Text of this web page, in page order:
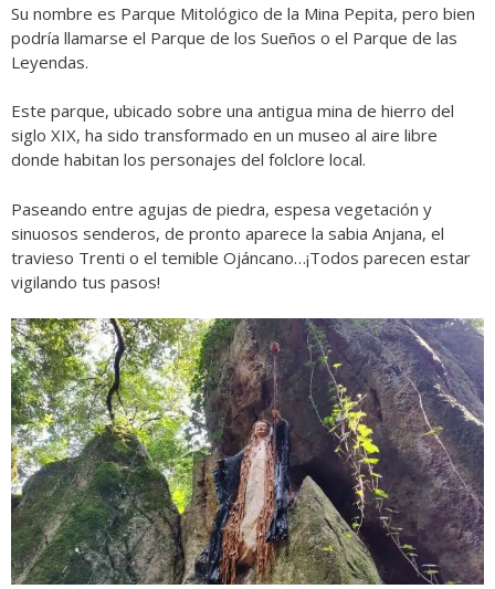
Su nombre es Parque Mitológico de la Mina Pepita, pero bien
podría llamarse el Parque de los Sueños o el Parque de las
Leyendas.
Este parque, ubicado sobre una antigua mina de hierro del
siglo XIX, ha sido transformado en un museo al aire libre
donde habitan los personajes del folclore local.
Paseando entre agujas de piedra, espesa vegetación y
sinuosos senderos, de pronto aparece la sabia Anjana, el
travieso Trenti o el temible Ojáncano…¡Todos parecen estar
vigilando tus pasos!